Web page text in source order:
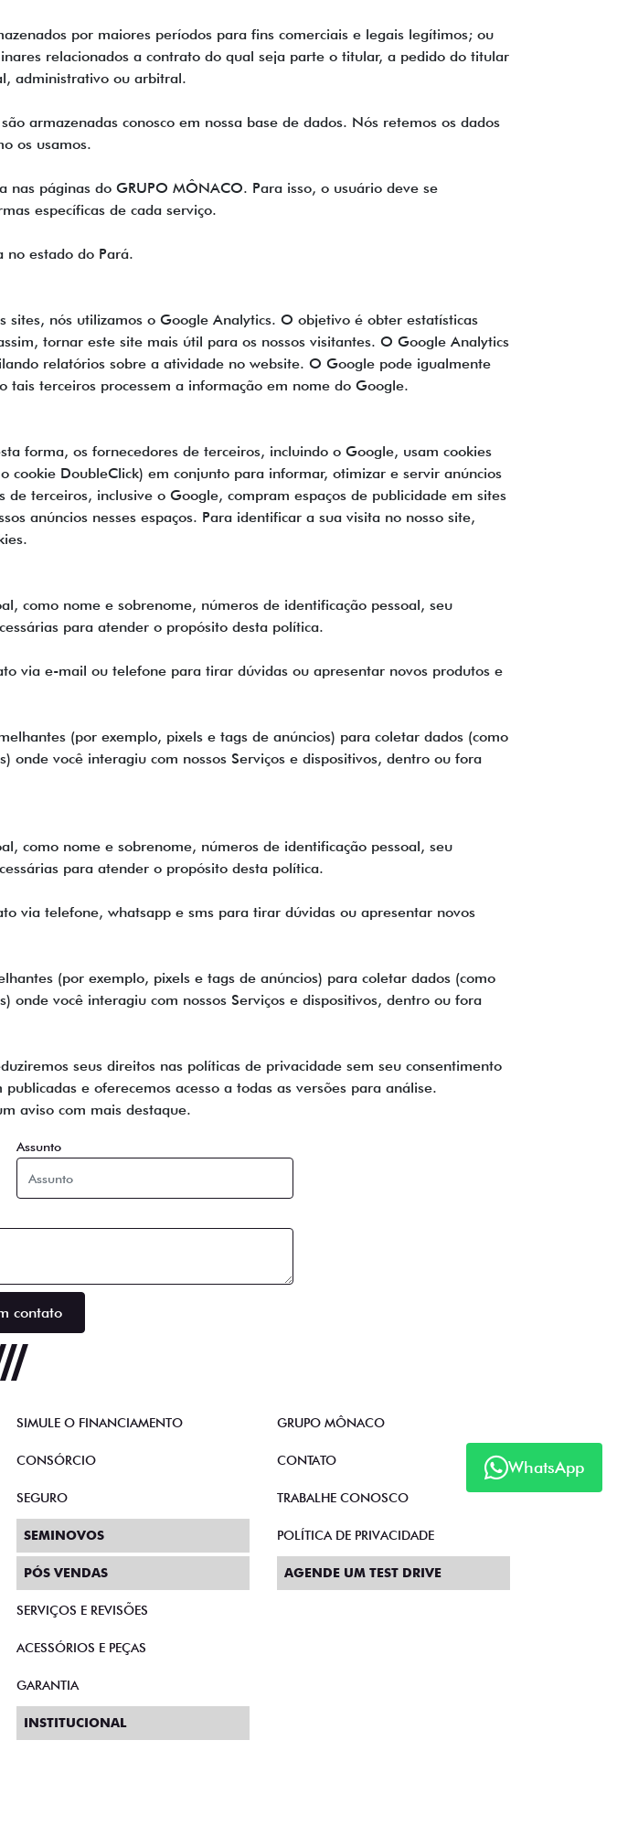
por maiores períodos para fins comerciais e legais legítimos; ou
relacionados a contrato do qual seja parte o titular, a pedido do titular
administrativo ou arbitral.
armazenadas conosco em nossa base de dados. Nós retemos os dados
os usamos.
páginas do GRUPO MÔNACO. Para isso, o usuário deve se
específicas de cada serviço.
no estado do Pará.
nós utilizamos o Google Analytics. O objetivo é obter estatísticas
tornar este site mais útil para os nossos visitantes. O Google Analytics
relatórios sobre a atividade no website. O Google pode igualmente
terceiros processem a informação em nome do Google.
forma, os fornecedores de terceiros, incluindo o Google, usam cookies
cookie DoubleClick) em conjunto para informar, otimizar e servir anúncios
terceiros, inclusive o Google, compram espaços de publicidade em sites
anúncios nesses espaços. Para identificar a sua visita no nosso site,
como nome e sobrenome, números de identificação pessoal, seu
para atender o propósito desta política.
via e-mail ou telefone para tirar dúvidas ou apresentar novos produtos e
(por exemplo, pixels e tags de anúncios) para coletar dados (como
onde você interagiu com nossos Serviços e dispositivos, dentro ou fora
como nome e sobrenome, números de identificação pessoal, seu
para atender o propósito desta política.
via telefone, whatsapp e sms para tirar dúvidas ou apresentar novos
(por exemplo, pixels e tags de anúncios) para coletar dados (como
onde você interagiu com nossos Serviços e dispositivos, dentro ou fora
seus direitos nas políticas de privacidade sem seu consentimento
e oferecemos acesso a todas as versões para análise.
aviso com mais destaque.
Assunto
contato
WhatsApp
SIMULE O FINANCIAMENTO
CONSÓRCIO
SEGURO
SEMINOVOS
PÓS VENDAS
SERVIÇOS E REVISÕES
ACESSÓRIOS E PEÇAS
GARANTIA
INSTITUCIONAL
GRUPO MÔNACO
CONTATO
TRABALHE CONOSCO
POLÍTICA DE PRIVACIDADE
AGENDE UM TEST DRIVE